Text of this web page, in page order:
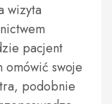
wizyta
pacjent
omówić swoje
podobnie